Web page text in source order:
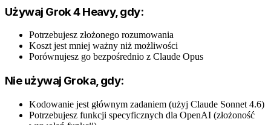
Używaj Grok 4 Heavy, gdy:
Potrzebujesz złożonego rozumowania
Koszt jest mniej ważny niż możliwości
Porównujesz go bezpośrednio z Claude Opus
Nie używaj Groka, gdy:
Kodowanie jest głównym zadaniem (użyj Claude Sonnet 4.6)
Potrzebujesz funkcji specyficznych dla OpenAI (złożoność